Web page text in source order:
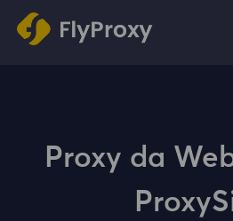
Proxy da